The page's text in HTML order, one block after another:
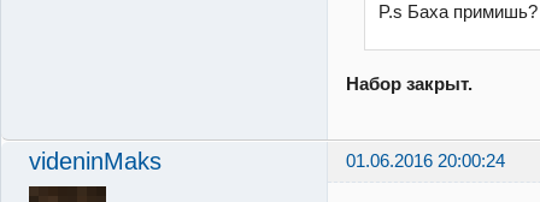
P.s Баха примишь?
Набор закрыт.
videninMaks 01.06.2016 20:00:24